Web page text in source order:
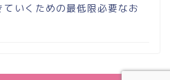
ていくための最低限必要なお